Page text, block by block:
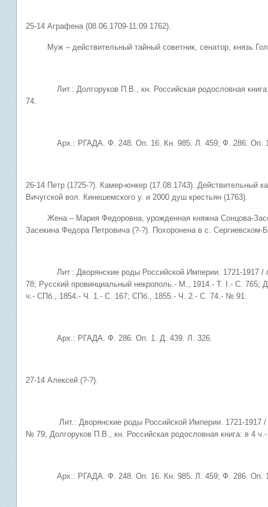
25-14 Аграфена (08.06.1709-11.09.1762).
Муж – действительный тайный советник, сенатор, князь
Лит.: Долгоруков П.В., кн. Российская родословная
74.
Арх.: РГАДА. Ф. 248. Оп. 16. Кн. 985. Л. 459; Ф. 286. Оп. 1.
26-14 Петр (1725-?). Камер-юнкер (17.08.1743). Действительный
Вичугской вол. Кинешемского у. и 2000 душ крестьян (1763).
Жена – Мария Федоровна, урожденная княжна Сонцова-
Засекина Федора Петровича (?-?). Похоронена в с. Сергиевском-
Лит.: Дворянские роды Российской Империи. 1721-1917 /
78; Русский провинциальный некрополь.- М., 1914.- Т. I.- С. 765;
ч.- СПб., 1854.- Ч. 1.- С. 167; СПб., 1855.- Ч. 2.- С. 74.- № 91.
Арх.: РГАДА. Ф. 286. Оп. 1. Д. 439. Л. 326.
27-14 Алексей (?-?).
Лит.: Дворянские роды Российской Империи. 1721-1917 /
№ 79; Долгоруков П.В., кн. Российская родословная книга: в 4
Арх.: РГАДА. Ф. 248. Оп. 16. Кн. 985. Л. 459; Ф. 286. Оп. 1.